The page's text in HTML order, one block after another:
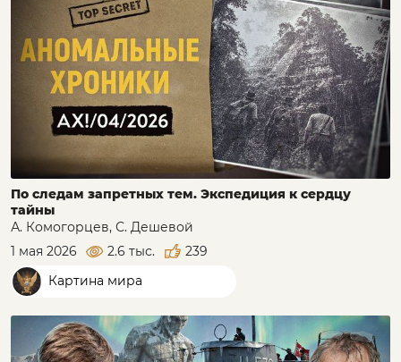
По следам запретных тем. Экспедиция к сердцу
тайны
А. Комогорцев, С. Дешевой
1 мая 2026
2.6 тыс.
239
Картина мира